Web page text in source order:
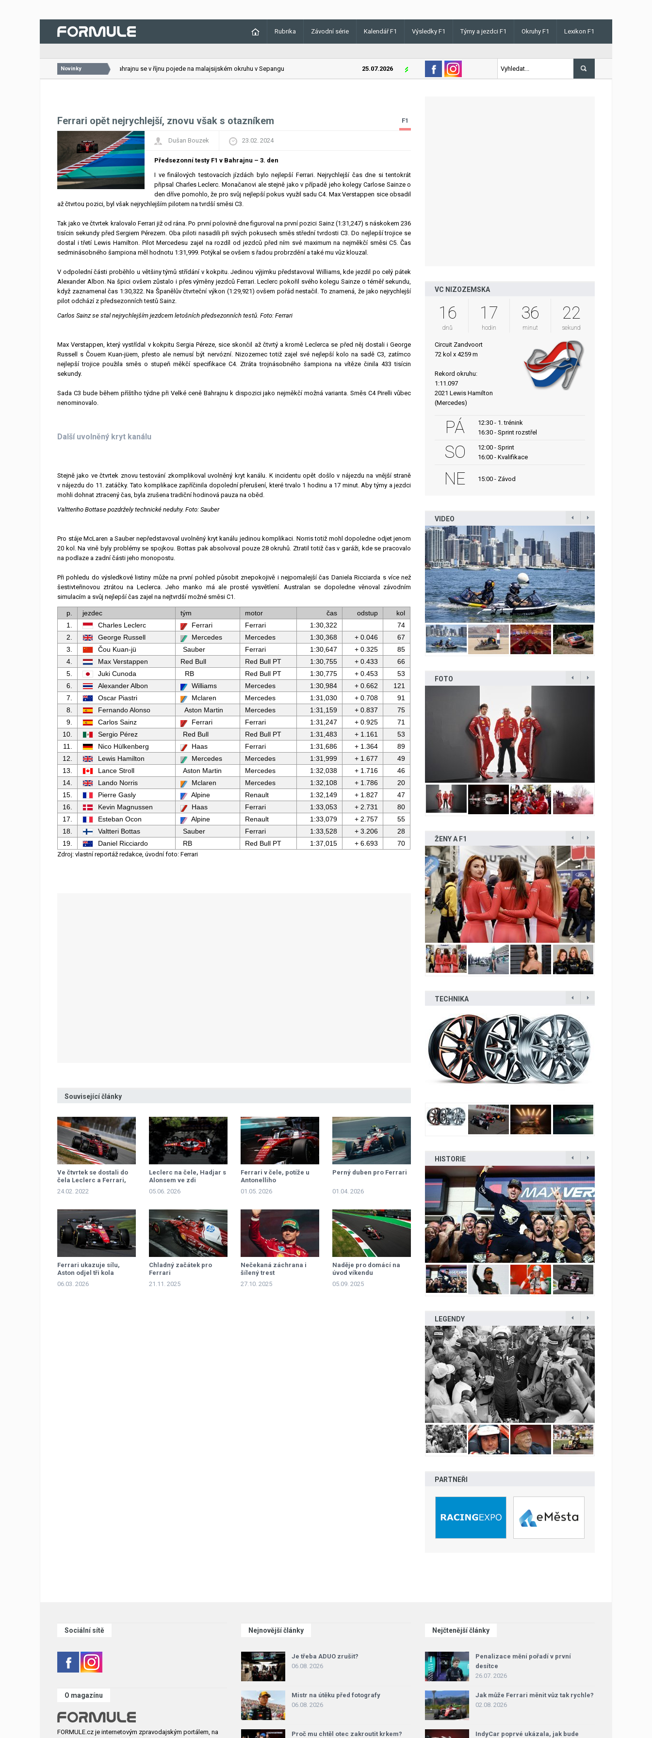
Rubrika Závodní série Kalendář F1 Výsledky F1 Týmy a jezdci F1 Okruhy F1 Lexikon F1
Novinky
26.07.2026 VC Bahrajnu se v říjnu pojede na malajsijském okruhu v Sepangu 25.07.2026 Lando Norris v Maďarsku letos poprvé vyhrál kvalifikaci
Ferrari opět nejrychlejší, znovu však s otazníkem F1
Dušan Bouzek 23.02. 2024
Předsezonní testy F1 v Bahrajnu – 3. den
I ve finálových testovacích jízdách bylo nejlepší Ferrari. Nejrychlejší čas dne si tentokrát
připsal Charles Leclerc. Monačanovi ale stejně jako v případě jeho kolegy Carlose Sainze o
den dříve pomohlo, že pro svůj nejlepší pokus využil sadu C4. Max Verstappen sice obsadil
až čtvrtou pozici, byl však nejrychlejším pilotem na tvrdší směsi C3.
Tak jako ve čtvrtek kralovalo Ferrari již od rána. Po první polovině dne figuroval na první pozici Sainz (1:31,247) s náskokem 236
tisícin sekundy před Sergiem Pérezem. Oba piloti nasadili při svých pokusech směs střední tvrdosti C3. Do nejlepší trojice se
dostal i třetí Lewis Hamilton. Pilot Mercedesu zajel na rozdíl od jezdců před ním své maximum na nejměkčí směsi C5. Čas
sedminásobného šampiona měl hodnotu 1:31,999. Potýkal se ovšem s řadou probrzdění a také mu vůz klouzal.
V odpolední části proběhlo u většiny týmů střídání v kokpitu. Jedinou výjimku představoval Williams, kde jezdil po celý pátek
Alexander Albon. Na špici ovšem zůstalo i přes výměny jezdců Ferrari. Leclerc pokořil svého kolegu Sainze o téměř sekundu,
když zaznamenal čas 1:30,322. Na Španělův čtvrteční výkon (1:29,921) ovšem pořád nestačil. To znamená, že jako nejrychlejší
pilot odchází z předsezonních testů Sainz.
Carlos Sainz se stal nejrychlejším jezdcem letošních předsezonních testů. Foto: Ferrari
Max Verstappen, který vystřídal v kokpitu Sergia Péreze, sice skončil až čtvrtý a kromě Leclerca se před něj dostali i George
Russell s Čouem Kuan-jüem, přesto ale nemusí být nervózní. Nizozemec totiž zajel své nejlepší kolo na sadě C3, zatímco
nejlepší trojice použila směs o stupeň měkčí specifikace C4. Ztráta trojnásobného šampiona na vítěze činila 433 tisícin
sekundy.
Sada C3 bude během příštího týdne při Velké ceně Bahrajnu k dispozici jako nejměkčí možná varianta. Směs C4 Pirelli vůbec
nenominovalo.
Další uvolněný kryt kanálu
Stejně jako ve čtvrtek znovu testování zkomplikoval uvolněný kryt kanálu. K incidentu opět došlo v nájezdu na vnější straně
v nájezdu do 11. zatáčky. Tato komplikace zapříčinila dopolední přerušení, které trvalo 1 hodinu a 17 minut. Aby týmy a jezdci
mohli dohnat ztracený čas, byla zrušena tradiční hodinová pauza na oběd.
Valtteriho Bottase pozdržely technické neduhy. Foto: Sauber
Pro stáje McLaren a Sauber nepředstavoval uvolněný kryt kanálu jedinou komplikaci. Norris totiž mohl dopoledne odjet jenom
20 kol. Na vině byly problémy se spojkou. Bottas pak absolvoval pouze 28 okruhů. Ztratil totiž čas v garáži, kde se pracovalo
na podlaze a zadní části jeho monopostu.
Při pohledu do výsledkové listiny může na první pohled působit znepokojivě i nejpomalejší čas Daniela Ricciarda s více než
šestivteřinovou ztrátou na Leclerca. Jeho manko má ale prosté vysvětlení. Australan se dopoledne věnoval závodním
simulacím a svůj nejlepší čas zajel na nejtvrdší možné směsi C1.
p. jezdec tým motor čas odstup
kol
1.
Charles Leclerc Ferrari Ferrari 1:30,322
74
2.
George Russell Mercedes Mercedes 1:30,368 + 0.046
67
3.
Čou Kuan-jü Sauber Ferrari 1:30,647 + 0.325
85
4.
Max Verstappen Red Bull Red Bull PT 1:30,755 + 0.433
66
5.
Juki Cunoda RB Red Bull PT 1:30,775 + 0.453
53
6.
Alexander Albon Williams Mercedes 1:30,984 + 0.662
121
7.
Oscar Piastri Mclaren Mercedes 1:31,030 + 0.708
91
8.
Fernando Alonso Aston Martin Mercedes 1:31,159 + 0.837
75
9.
Carlos Sainz Ferrari Ferrari 1:31,247 + 0.925
71
10.
Sergio Pérez Red Bull Red Bull PT 1:31,483 + 1.161
53
11.
Nico Hülkenberg Haas Ferrari 1:31,686 + 1.364
89
12.
Lewis Hamilton Mercedes Mercedes 1:31,999 + 1.677
49
13.
Lance Stroll Aston Martin Mercedes 1:32,038 + 1.716
46
14.
Lando Norris Mclaren Mercedes 1:32,108 + 1.786
20
15.
Pierre Gasly Alpine Renault 1:32,149 + 1.827
47
16.
Kevin Magnussen Haas Ferrari 1:33,053 + 2.731
80
17.
Esteban Ocon Alpine Renault 1:33,079 + 2.757
55
18.
Valtteri Bottas Sauber Ferrari 1:33,528 + 3.206
28
19.
Daniel Ricciardo RB Red Bull PT 1:37,015 + 6.693 70
Zdroj: vlastní reportáž redakce, úvodní foto: Ferrari
Související články
Ve čtvrtek se dostali do
čela Leclerc a Ferrari,
Red Bull trápila
převodovka
24.02. 2022
Leclerc na čele, Hadjar s
Alonsem ve zdi
05.06. 2026
Ferrari v čele, potíže u
Antonelliho
01.05. 2026
Perný duben pro Ferrari
01.04. 2026
Ferrari ukazuje sílu,
Aston odjel tři kola
06.03. 2026
Chladný začátek pro
Ferrari
21.11. 2025
Nečekaná záchrana i
šílený trest
27.10. 2025
Naděje pro domácí na
úvod víkendu
05.09. 2025
VC NIZOZEMSKA
16
dnů
17
hodin
36
minut
21
sekund
Circuit Zandvoort
72 kol x 4259 m
Rekord okruhu:
1:11.097
2021 Lewis Hamilton
(Mercedes)
PÁ
12:30 - 1. trénink
16:30 - Sprint rozstřel
SO
12:00 - Sprint
16:00 - Kvalifikace
NE 15:00 - Závod
VIDEO
FOTO
ŽENY A F1
TECHNIKA
HISTORIE
LEGENDY
PARTNEŘI
Sociální sítě
O magazínu
FORMULE.cz je internetovým zpravodajským portálem, na
Nejnovější články
Je třeba ADUO zrušit?
06.08. 2026
Mistr na útěku před fotografy
06.08. 2026
Proč mu chtěl otec zakroutit krkem?
Nejčtenější články
Penalizace mění pořadí v první
desítce
26.07. 2026
Jak může Ferrari měnit vůz tak rychle?
02.08. 2026
IndyCar poprvé ukázala, jak bude